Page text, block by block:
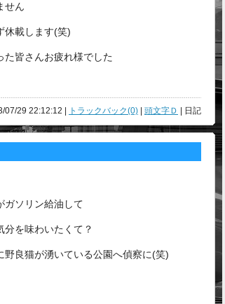
せん
休載します(笑)
た皆さんお疲れ様でした
07/29 22:12:12 | トラックバック(0) 頭文字Ｄ | 日記
ガソリン給油して
分を味わいたくて？
野良猫が湧いている公園へ偵察に(笑)